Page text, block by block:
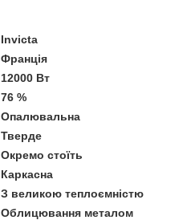
Invicta
Франція
12000 Вт
76 %
Опалювальна
Тверде
Окремо стоїть
Каркасна
З великою теплоємністю
Облицювання металом